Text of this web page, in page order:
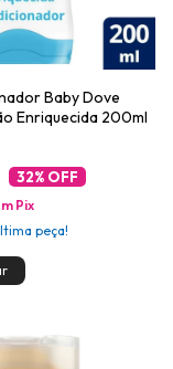
Baby Dove
Enriquecida 200ml
32% OFF
Pix
peça!